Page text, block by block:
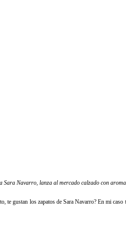
Navarro, lanza al mercado calzado con
gustan los zapatos de Sara Navarro? En mi